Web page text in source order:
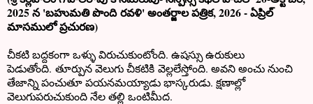
2025 న 'బహుమతి పొందిరవళి' అంతర్జాల పత్రిక, 2026 - ఏప్రిల్
మాసములో ప్రచురణ)
చీకటి బద్దకంగా ఒళ్ళు విరుచుకుంటోంది. ఉషస్సు ఉరుకులు
పెడుతోంది. తూర్పున వెలుగు చీకటికి వెల్లలేస్తోంది. అవని అంచు నుంచి
తేజాన్ని పంచుతూ పయనమయ్యాడు భాస్కరుడు. క్షణాల్లో
వెలుగుపరుచుకుంది నేల తల్లి ఒంటిమీద.